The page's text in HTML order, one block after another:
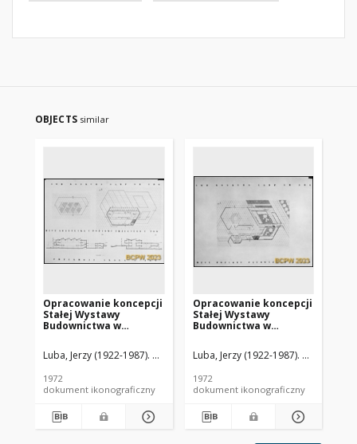
OBJECTS similar
Opracowanie koncepcji
Stałej Wystawy
Budownictwa w
SARP nr 486 : praca nr
14. Zdj. 8, Rzut świetlika
przekroje I-I, II-II
Luba, Jerzy (1922-1987). Architekt Łyczkowski, Marian (1927-2023).
1972
dokument ikonograficzny
Opracowanie koncepcji
Stałej Wystawy
Budownictwa w
SARP nr 486 : praca nr
14. Zdj. 6, Rzut I
Luba, Jerzy (1922-1987). Architekt
1972
dokument ikonograficzny